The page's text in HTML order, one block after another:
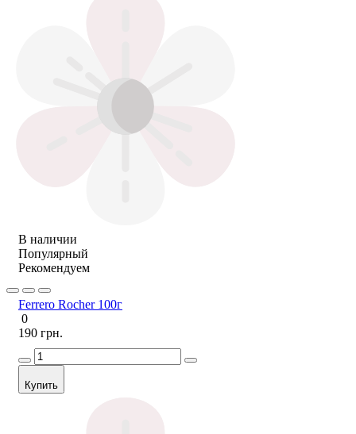
В наличии
Популярный
Рекомендуем
Ferrero Rocher 100г
0
190 грн.
Купить